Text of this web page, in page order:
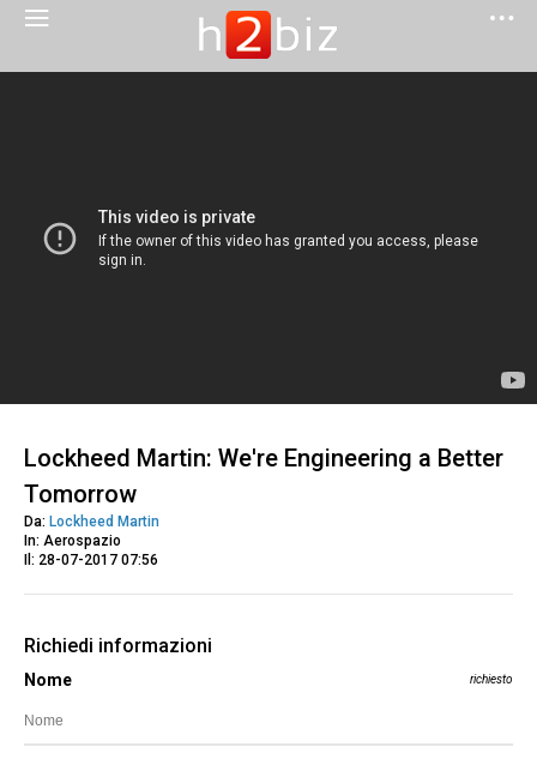
Lockheed Martin: We're Engineering a Better
Tomorrow
Da: Lockheed Martin
In: Aerospazio
Il: 28-07-2017 07:56
Richiedi informazioni
Nome richiesto